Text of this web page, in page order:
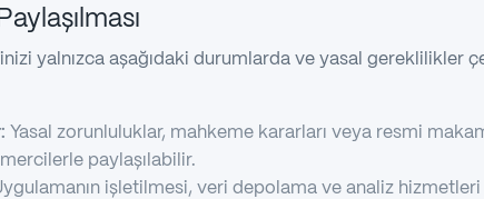
yalnızca aşağıdaki durumlarda ve yasal gereklilikler
Yasal zorunluluklar, mahkeme kararları veya resmi
paylaşılabilir.
işletilmesi, veri depolama ve analiz